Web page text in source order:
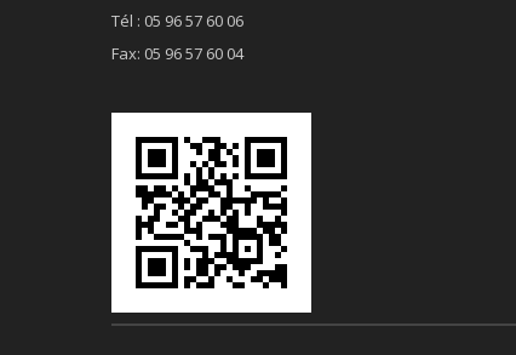
Tél : 05 96 57 60 06
Fax: 05 96 57 60 04